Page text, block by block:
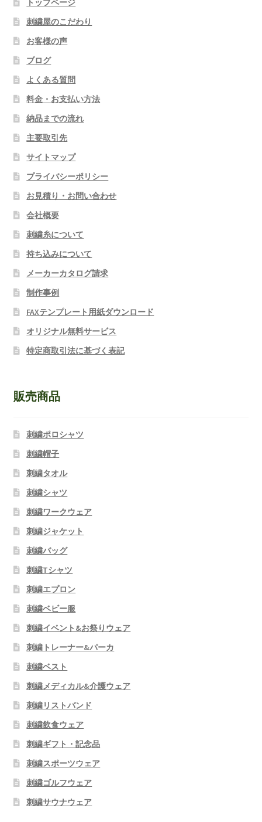
トップページ
刺繍屋のこだわり
お客様の声
ブログ
よくある質問
料金・お支払い方法
納品までの流れ
主要取引先
サイトマップ
プライバシーポリシー
お見積り・お問い合わせ
会社概要
刺繍糸について
持ち込みについて
メーカーカタログ請求
制作事例
FAXテンプレート用紙ダウンロード
オリジナル無料サービス
特定商取引法に基づく表記
販売商品
刺繍ポロシャツ
刺繍帽子
刺繍タオル
刺繍シャツ
刺繍ワークウェア
刺繍ジャケット
刺繍バッグ
刺繍Tシャツ
刺繍エプロン
刺繍ベビー服
刺繍イベント&お祭りウェア
刺繍トレーナー&パーカ
刺繍ベスト
刺繍メディカル&介護ウェア
刺繍リストバンド
刺繍飲食ウェア
刺繍ギフト・記念品
刺繍スポーツウェア
刺繍ゴルフウェア
刺繍サウナウェア